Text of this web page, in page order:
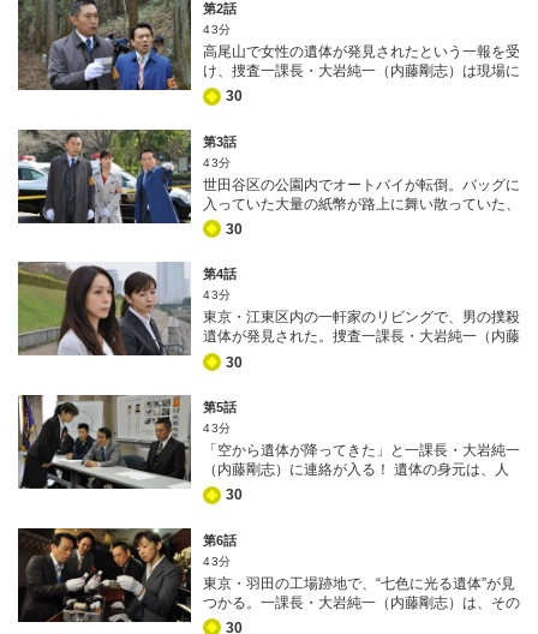
主任・平井真琴（斉藤由貴）らが現場検証する
中、臨場した大岩は、遺体の載ったストレッチャ
ー3台が整然と並ぶ異様な光景にがく然とする。
第2話
43分
高尾山で女性の遺体が発見されたという一報を受
け、捜査一課長・大岩純一（内藤剛志）は現場に
急行した。 ところが到着すると、遺体が消えて
いた！？ 現場に落ちていた身分証から、遺体の
い）と推測。 芳美は、ピンク色のスプリングコ
ートにサングラスを身につけて、高尾山には場違
いな服装で息絶えていたという。 大岩に思いも
よらぬ連絡が入る。なんと芳美の刺殺体が、新宿
区の自宅マンションで見つかったというのだ…！
30
第3話
43分
世田谷区の公園内でオートバイが転倒。バッグに
入っていた大量の紙幣が路上に舞い散っていた、
その額3000万円！？連絡を受けた捜査一課長・
大岩純一（内藤剛志）が現場に駆けつけると、運
亡。萩原が所持していた携帯電話から少女の写真
が見つかる。大岩は、「これは・・・誘拐かもし
れない」と直感する。3000万円は身代金か？し
かし、この少女は誰で、どこに捕らわれているの
か…。 更に、遺品から“塔”のような絵が2つ描
かれた謎のメモが見つかる。 誘拐と関係する暗
号か！？
30
第4話
43分
東京・江東区内の一軒家のリビングで、男の撲殺
遺体が発見された。捜査一課長・大岩純一（内藤
剛志）が臨場したところ、現場は有名宝飾店に勤
務する高井和彦（池内万作）の家で、殺されてい
の身元が、窃盗の前科がある白木竜也（松田賢
二）だとわかる。何故無関係の男が、他人の家
で…。 その日、高井は元モデルの妻・美佐（遊
井亮子）、息子の蒼太（大山蓮斗）と共にお台場
へ潮干狩りに出かけていたが、帰宅すると遺体が
横たわっていたという。室内には物色された形跡
時計だけ！？
30
第5話
43分
「空から遺体が降ってきた」と一課長・大岩純一
（内藤剛志）に連絡が入る！ 遺体の身元は、人
気ファッションブランドの社長兼デザイナー・黒
沢玲香（舟木幸）。トラックの荷台から下の道路
視の結果、玲香は階段のような場所で転倒した
末、トラックの荷台に落下し、そのまま現場まで
運ばれてきたものと推測されたが…階段から転落
した玲香が偶然、下に停まっていたトラックの荷
台に落ちたのか！？それとも転落死した玲香を何
30
第6話
43分
東京・羽田の工場跡地で、“七色に光る遺体”が見
つかる。一課長・大岩純一（内藤剛志）は、その
異様な遺体に驚愕。印刷会社社長の宮下薫（坂井
30